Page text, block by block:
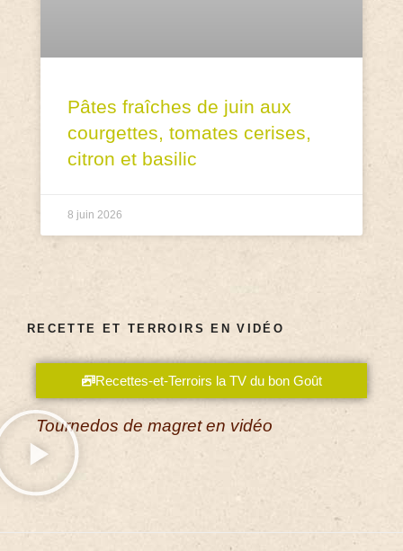
Pâtes fraîches de juin aux
courgettes, tomates cerises,
citron et basilic
8 juin 2026
RECETTE ET TERROIRS EN VIDÉO
Recettes-et-Terroirs la TV du bon Goût
Tournedos de magret en vidéo